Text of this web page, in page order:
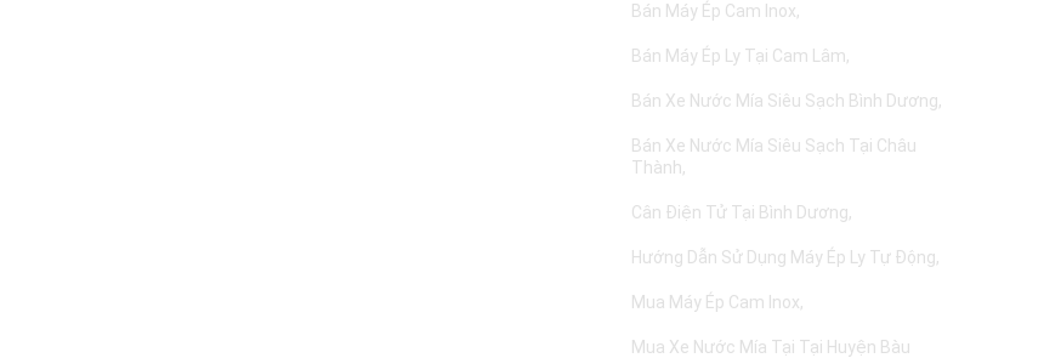
Bán Máy Ép Cam Inox
Bán Máy Ép Ly Tại Cam Lâm
Bán Xe Nước Mía Siêu Sạch Bình Dương
Bán Xe Nước Mía Siêu Sạch Tại Châu
Thành
Cân Điện Tử Tại Bình Dương
Hướng Dẫn Sử Dụng Máy Ép Ly Tự Động
Mua Máy Ép Cam Inox
Mua Xe Nước Mía Tại Tại Huyện Bàu